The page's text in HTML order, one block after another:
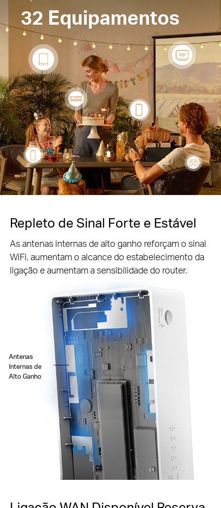
32 Equipamentos
Repleto de Sinal Forte e Estável
As antenas internas de alto ganho reforçam o sinal
WiFi, aumentam o alcance do estabelecimento da
ligação e aumentam a sensibilidade do router.
Antenas
Internas de
Alto Ganho